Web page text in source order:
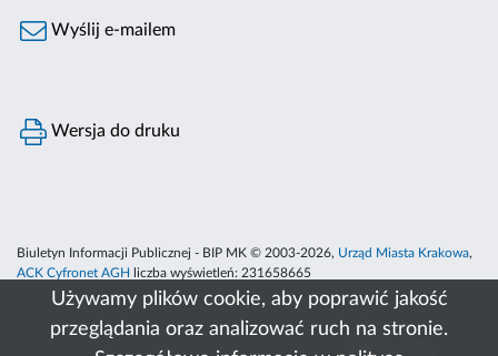
Używamy plików cookie, aby poprawić jakość
przeglądania oraz analizować ruch na stronie.
Wyślij e-mailem
Wersja do druku
Biuletyn Informacji Publicznej - BIP MK © 2003-2026, Urząd Miasta Krakowa,
ACK Cyfronet AGH
liczba wyświetleń: 231658665